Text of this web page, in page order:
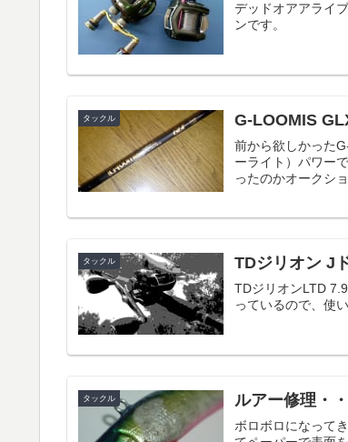
デッドオアアライ
ンです。
タックル G-LOOMIS
前から欲しかった
ーライト）パワ
ったのかオークショ
タックル TDジリオン J
TDジリオンLTD
っているので、使
タックル ルアー修理・・
ボロボロになって